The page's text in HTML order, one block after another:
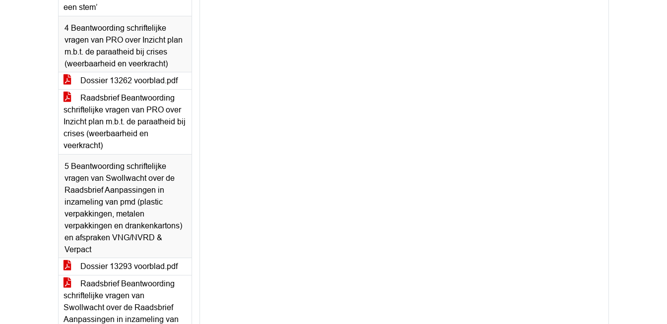
een stem’
4 Beantwoording schriftelijke
vragen van PRO over Inzicht plan
m.b.t. de paraatheid bij crises
(weerbaarheid en veerkracht)
Dossier 13262 voorblad.pdf
Raadsbrief Beantwoording
schriftelijke vragen van PRO over
Inzicht plan m.b.t. de paraatheid bij
crises (weerbaarheid en
veerkracht)
5 Beantwoording schriftelijke
vragen van Swollwacht over de
Raadsbrief Aanpassingen in
inzameling van pmd (plastic
verpakkingen, metalen
verpakkingen en drankenkartons)
en afspraken VNG/NVRD &
Verpact
Dossier 13293 voorblad.pdf
Raadsbrief Beantwoording
schriftelijke vragen van
Swollwacht over de Raadsbrief
Aanpassingen in inzameling van